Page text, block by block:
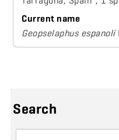
Current name
Geopselaphus espanoli
Search